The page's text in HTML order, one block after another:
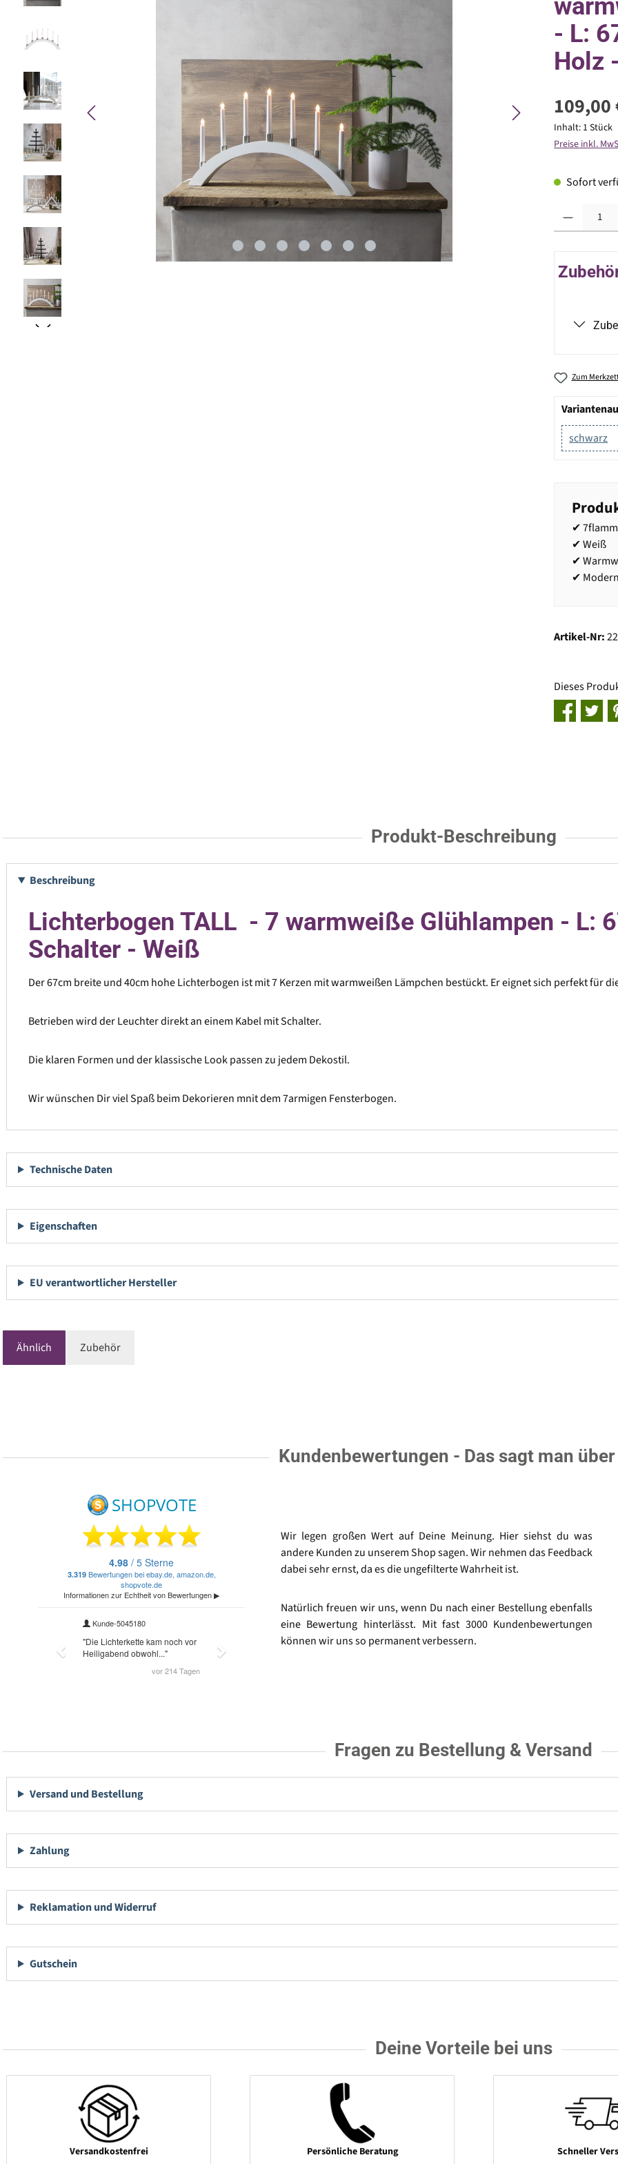
- L:
Holz
109,00
Inhalt: 1 Stück
Preise inkl.
Sofort
Zum
schwarz
✔
✔ Weiß
✔
✔
Artikel-Nr:
Dieses
Produkt-Beschreibung
Beschreibung
Lichterbogen TALL - 7 warmweiße Glühlampen - L:
Schalter - Weiß
Der 67cm breite und 40cm hohe Lichterbogen ist mit 7 Kerzen mit warmweißen Lämpchen bestückt. Er eignet sich perfekt für
Betrieben wird der Leuchter direkt an einem Kabel mit Schalter.
Die klaren Formen und der klassische Look passen zu jedem Dekostil.
Wir wünschen Dir viel Spaß beim Dekorieren mnit dem 7armigen Fensterbogen.
Technische Daten
Eigenschaften
EU verantwortlicher Hersteller
Ähnlich Zubehör
Kundenbewertungen - Das sagt man
Wir legen großen Wert auf Deine Meinung. Hier siehst du was
andere Kunden zu unserem Shop sagen. Wir nehmen das Feedback
dabei sehr ernst, da es die ungefilterte Wahrheit ist.
Natürlich freuen wir uns, wenn Du nach einer Bestellung ebenfalls
eine Bewertung hinterlässt. Mit fast 3000 Kundenbewertungen
können wir uns so permanent verbessern.
Fragen zu Bestellung & Versand
Versand und Bestellung
Zahlung
Reklamation und Widerruf
Gutschein
Deine Vorteile bei uns
Versandkostenfrei Persönliche Beratung Schneller